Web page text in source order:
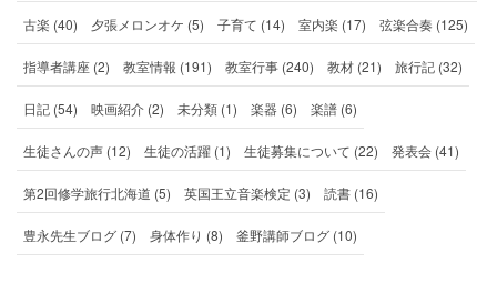
古楽 (40) 夕張メロンオケ (5) 子育て (14) 室内楽 (17) 弦楽合奏 (125)
指導者講座 (2) 教室情報 (191) 教室行事 (240) 教材 (21) 旅行記 (32)
日記 (54) 映画紹介 (2) 未分類 (1) 楽器 (6) 楽譜 (6)
生徒さんの声 (12) 生徒の活躍 (1) 生徒募集について (22) 発表会 (41)
第2回修学旅行北海道 (5) 英国王立音楽検定 (3) 読書 (16)
豊永先生ブログ (7) 身体作り (8) 釜野講師ブログ (10)